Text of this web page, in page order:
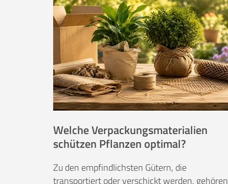
Welche Verpackungsmaterialien
schützen Pflanzen optimal?
Zu den empfindlichsten Gütern, die
transportiert oder verschickt werden, gehören